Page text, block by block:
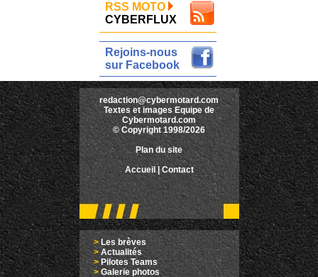
RSS MOTO
CYBERFLUX
Rejoins-nous
sur Facebook
redaction@cybermotard.com
Textes et images Equipe de
Cybermotard.com
© Copyright 1998/2026
Plan du site
Accueil |Contact
>Les brèves
> Actualités
> Pilotes Teams
>Galerie photos